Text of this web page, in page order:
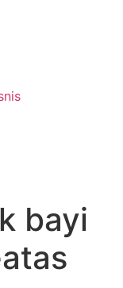
bayi